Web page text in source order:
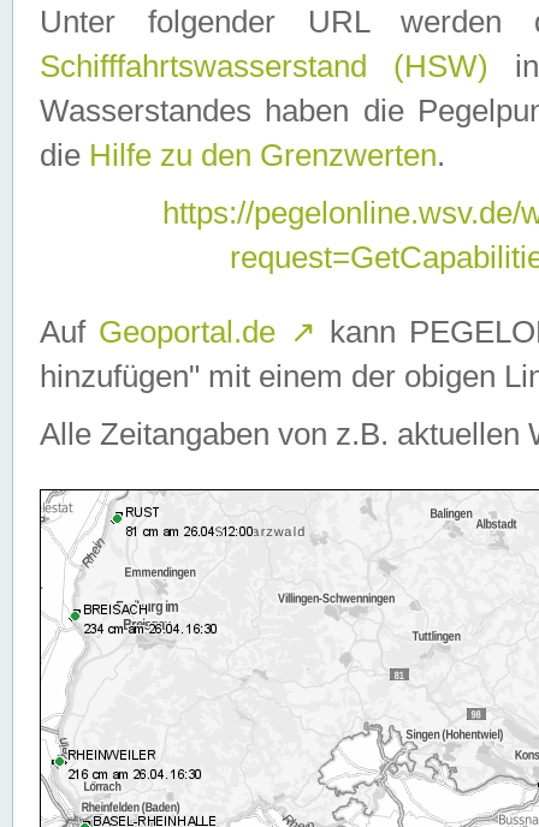
Unter folgender URL
Schifffahrtswasserstand (HSW)
Wasserstandes haben die
die Hilfe zu den Grenzwerten.
https://
Auf Geoportal.de ↗ kann
hinzufügen" mit einem der obigen
Alle Zeitangaben von z.B. aktuellen